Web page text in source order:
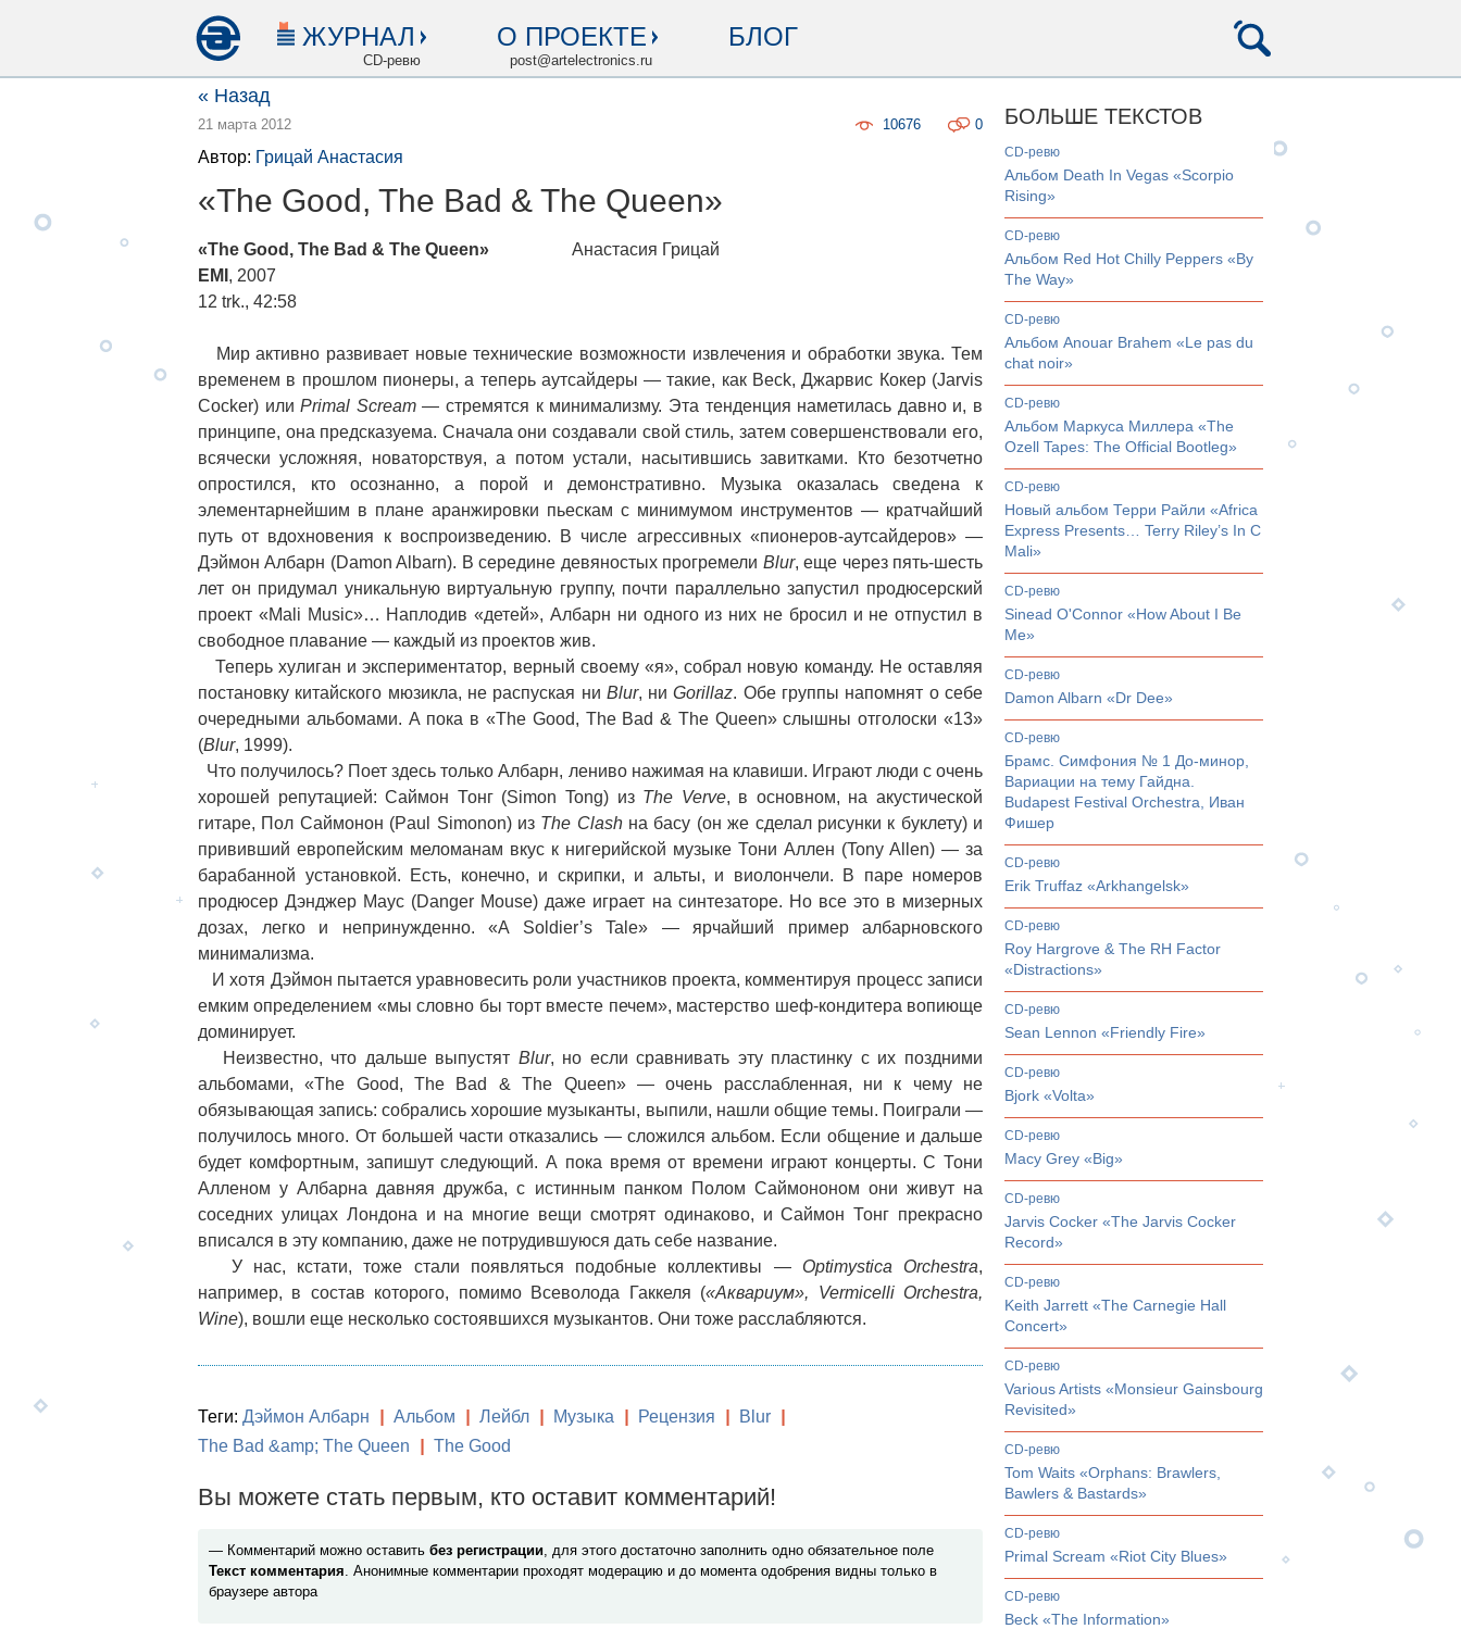
ЖУРНАЛ
CD-ревю
О ПРОЕКТЕ
post@artelectronics.ru
БЛОГ
« Назад
21 марта 2012 0
10676
Автор: Грицай Анастасия
«The Good, The Bad & The Queen»
«The Good, The Bad & The Queen»
Анастасия Грицай
EMI , 2007
12 trk., 42:58
Мир активно развивает новые технические возможности извлечения и обработки звука. Тем
временем в прошлом пионеры, а теперь аутсайдеры — такие, как Beck, Джарвис Кокер (Jarvis
Cocker) илиPrimal Scream— стремятся к минимализму. Эта тенденция наметилась давно и, в
принципе, она предсказуема. Сначала они создавали свой стиль, затем совершенствовали его,
всячески усложняя, новаторствуя, а потом устали, насытившись завитками. Кто безотчетно
опростился, кто осознанно, а порой и демонстративно. Музыка оказалась сведена к
элементарнейшим в плане аранжировки пьескам с минимумом инструментов — кратчайший
путь от вдохновения к воспроизведению. В числе агрессивных «пионеров-аутсайдеров» —
Дэймон Албарн (Damon Albarn). В середине девяностых прогремели Blur, еще через пять-шесть
лет он придумал уникальную виртуальную группу, почти параллельно запустил продюсерский
проект «Mali Music»… Наплодив «детей», Албарн ни одного из них не бросил и не отпустил в
свободное плавание — каждый из проектов жив.
Теперь хулиган и экспериментатор, верный своему «я», собрал новую команду. Не оставляя
постановку китайского мюзикла, не распуская ни Blur, ниGorillaz. Обе группы напомнят о себе
очередными альбомами. А пока в «The Good, The Bad & The Queen» слышны отголоски «13»
(Blur, 1999).
Что получилось? Поет здесь только Албарн, лениво нажимая на клавиши. Играют люди с очень
хорошей репутацией: Саймон Тонг (Simon Tong) из The Verve, в основном, на акустической
гитаре, Пол Саймонон (Paul Simonon) из The Clash на басу (он же сделал рисунки к буклету) и
прививший европейским меломанам вкус к нигерийской музыке Тони Аллен (Tony Allen) — за
барабанной установкой. Есть, конечно, и скрипки, и альты, и виолончели. В паре номеров
продюсер Дэнджер Маус (Danger Mouse) даже играет на синтезаторе. Но все это в мизерных
дозах, легко и непринужденно. «A Soldier’s Tale» — ярчайший пример албарновского
минимализма.
И хотя Дэймон пытается уравновесить роли участников проекта, комментируя процесс записи
емким определением «мы словно бы торт вместе печем», мастерство шеф-кондитера вопиюще
доминирует.
Неизвестно, что дальше выпустят Blur, но если сравнивать эту пластинку с их поздними
альбомами, «The Good, The Bad & The Queen» — очень расслабленная, ни к чему не
обязывающая запись: собрались хорошие музыканты, выпили, нашли общие темы. Поиграли —
получилось много. От большей части отказались — сложился альбом. Если общение и дальше
будет комфортным, запишут следующий. А пока время от времени играют концерты. С Тони
Алленом у Албарна давняя дружба, с истинным панком Полом Саймононом они живут на
соседних улицах Лондона и на многие вещи смотрят одинаково, и Саймон Тонг прекрасно
вписался в эту компанию, даже не потрудившуюся дать себе название.
У нас, кстати, тоже стали появляться подобные коллективы — Optimystica Orchestra,
например, в состав которого, помимо Всеволода Гаккеля («Аквариум», Vermicelli Orchestra,
Wine), вошли еще несколько состоявшихся музыкантов. Они тоже расслабляются.
Теги: Дэймон Албарн Альбом Лейбл Музыка Рецензия Blur
The Bad &amp; The Queen
The Good
Вы можете стать первым, кто оставит комментарий!
— Комментарий можно оставить без регистрации, для этого достаточно заполнить одно обязательное поле
Текст комментария. Анонимные комментарии проходят модерацию и до момента одобрения видны только в
браузере автора
БОЛЬШЕ ТЕКСТОВ
CD-ревю
Альбом Death In Vegas «Scorpio
Rising»
CD-ревю
Альбом Red Hot Chilly Peppers «By
The Way»
CD-ревю
Альбом Anouar Brahem «Le pas du
chat noir»
CD-ревю
Альбом Маркуса Миллера «The
Ozell Tapes: The Official Bootleg»
CD-ревю
Новый альбом Терри Райли «Africa
Express Presents… Terry Riley’s In C
Mali»
CD-ревю
Sinead O'Connor «How About I Be
Me»
CD-ревю
Damon Albarn «Dr Dee»
CD-ревю
Брамс. Симфония № 1 До-минор,
Вариации на тему Гайдна.
Budapest Festival Orchestra, Иван
Фишер
CD-ревю
Erik Truffaz «Arkhangelsk»
CD-ревю
Roy Hargrove & The RH Factor
«Distractions»
CD-ревю
Sean Lennon «Friendly Fire»
CD-ревю
Bjork «Volta»
CD-ревю
Macy Grey «Big»
CD-ревю
Jarvis Cocker «The Jarvis Cocker
Record»
CD-ревю
Keith Jarrett «The Carnegie Hall
Concert»
CD-ревю
Various Artists «Monsieur Gainsbourg
Revisited»
CD-ревю
Tom Waits «Orphans: Brawlers,
Bawlers & Bastards»
CD-ревю
Primal Scream «Riot City Blues»
CD-ревю
Beck «The Information»